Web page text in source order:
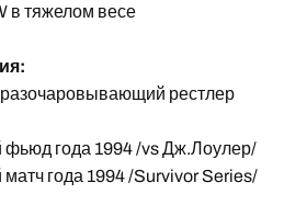
в тяжелом весе
рестлер
года 1994 /vs Дж.Лоулер/
года 1994 /Survivor Series/